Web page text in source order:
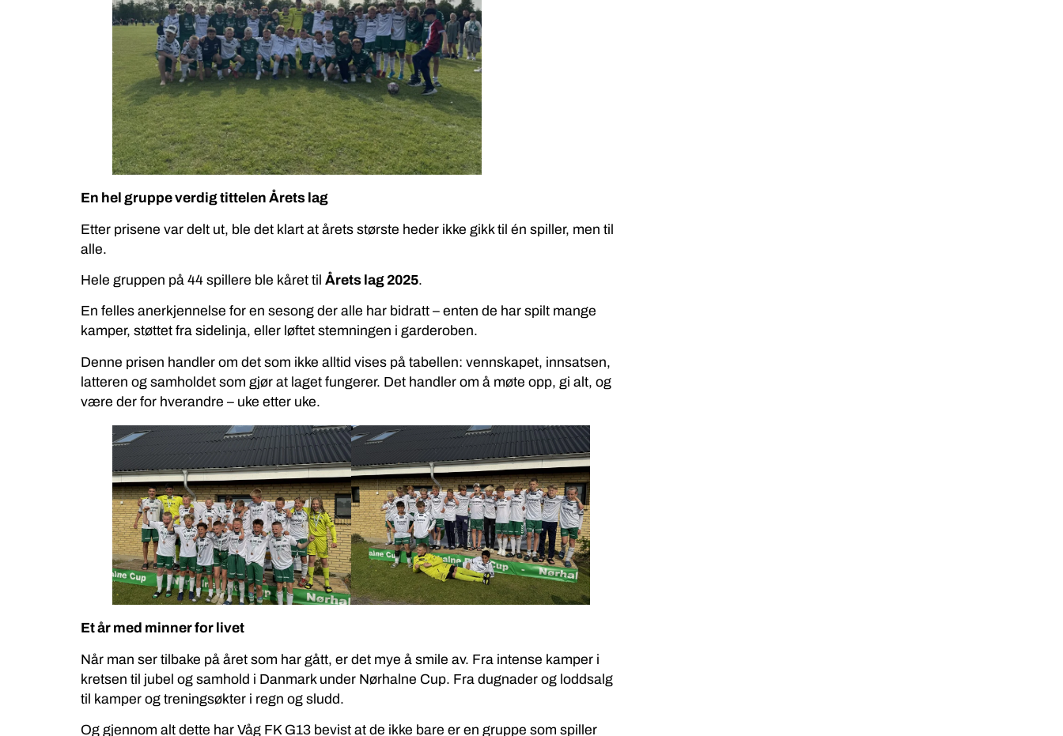
En hel gruppe verdig tittelen Årets lag
Etter prisene var delt ut, ble det klart at årets største heder ikke gikk til én spiller, men til
alle.
Hele gruppen på 44 spillere ble kåret til Årets lag 2025.
En felles anerkjennelse for en sesong der alle har bidratt – enten de har spilt mange
kamper, støttet fra sidelinja, eller løftet stemningen i garderoben.
Denne prisen handler om det som ikke alltid vises på tabellen: vennskapet, innsatsen,
latteren og samholdet som gjør at laget fungerer. Det handler om å møte opp, gi alt, og
være der for hverandre – uke etter uke.
Et år med minner for livet
Når man ser tilbake på året som har gått, er det mye å smile av. Fra intense kamper i
kretsen til jubel og samhold i Danmark under Nørhalne Cup. Fra dugnader og loddsalg
til kamper og treningsøkter i regn og sludd.
Og gjennom alt dette har Våg FK G13 bevist at de ikke bare er en gruppe som spiller